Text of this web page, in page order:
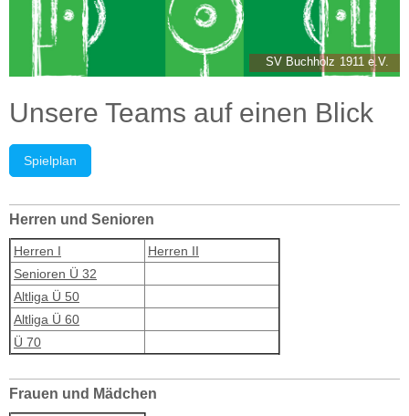
SV Buchholz 1911 e.V.
Unsere Teams auf einen Blick
Spielplan
Herren und Senioren
Herren I
Herren II
Senioren Ü 32
Altliga Ü 50
Altliga Ü 60
Ü 70
Frauen und Mädchen